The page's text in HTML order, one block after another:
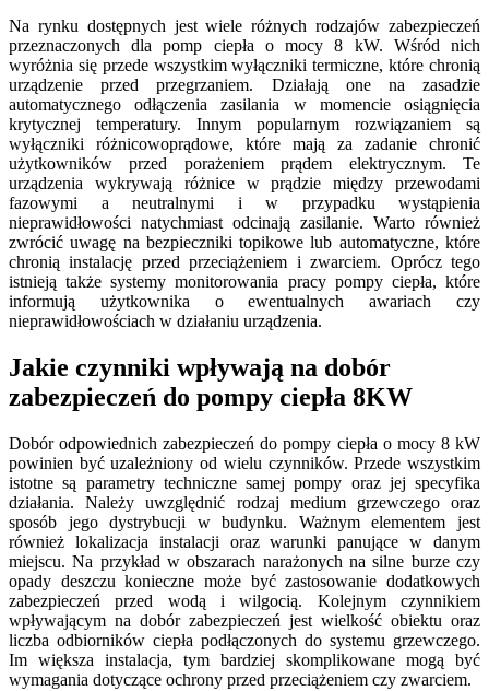
Na rynku dostępnych jest wiele różnych rodzajów zabezpieczeń
przeznaczonych dla pomp ciepła o mocy 8 kW. Wśród nich
wyróżnia się przede wszystkim wyłączniki termiczne, które chronią
urządzenie przed przegrzaniem. Działają one na zasadzie
automatycznego odłączenia zasilania w momencie osiągnięcia
krytycznej temperatury. Innym popularnym rozwiązaniem są
wyłączniki różnicowoprądowe, które mają za zadanie chronić
użytkowników przed porażeniem prądem elektrycznym. Te
urządzenia wykrywają różnice w prądzie między przewodami
fazowymi a neutralnymi i w przypadku wystąpienia
nieprawidłowości natychmiast odcinają zasilanie. Warto również
zwrócić uwagę na bezpieczniki topikowe lub automatyczne, które
chronią instalację przed przeciążeniem i zwarciem. Oprócz tego
istnieją także systemy monitorowania pracy pompy ciepła, które
informują użytkownika o ewentualnych awariach czy
nieprawidłowościach w działaniu urządzenia.
Jakie czynniki wpływają na dobór
zabezpieczeń do pompy ciepła 8KW
Dobór odpowiednich zabezpieczeń do pompy ciepła o mocy 8 kW
powinien być uzależniony od wielu czynników. Przede wszystkim
istotne są parametry techniczne samej pompy oraz jej specyfika
działania. Należy uwzględnić rodzaj medium grzewczego oraz
sposób jego dystrybucji w budynku. Ważnym elementem jest
również lokalizacja instalacji oraz warunki panujące w danym
miejscu. Na przykład w obszarach narażonych na silne burze czy
opady deszczu konieczne może być zastosowanie dodatkowych
zabezpieczeń przed wodą i wilgocią. Kolejnym czynnikiem
wpływającym na dobór zabezpieczeń jest wielkość obiektu oraz
liczba odbiorników ciepła podłączonych do systemu grzewczego.
Im większa instalacja, tym bardziej skomplikowane mogą być
wymagania dotyczące ochrony przed przeciążeniem czy zwarciem.